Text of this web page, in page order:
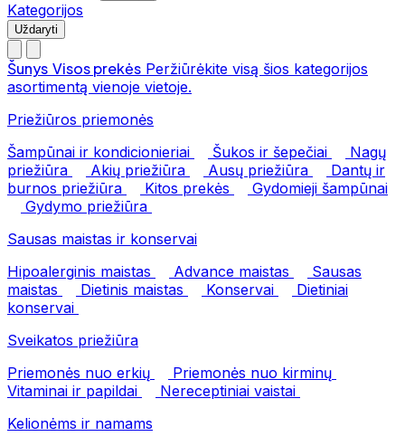
Kategorijos
Uždaryti
Šunys Visos prekės Peržiūrėkite visą šios kategorijos
asortimentą vienoje vietoje.
Priežiūros priemonės
Šampūnai ir kondicionieriai
Šukos ir šepečiai
Nagų
priežiūra
Akių priežiūra Ausų priežiūra
Dantų ir
burnos priežiūra
Kitos prekės
Gydomieji šampūnai
Gydymo priežiūra
Sausas maistas ir konservai
Hipoalerginis maistas
Advance maistas
Sausas
maistas
Dietinis maistas Konservai
Dietiniai
konservai
Sveikatos priežiūra
Priemonės nuo erkių
Priemonės nuo kirminų
Vitaminai ir papildai
Nereceptiniai vaistai
Kelionėms ir namams